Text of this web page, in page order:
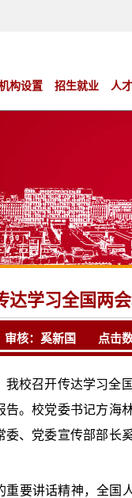
构设置 招生就业 人
达学习全国两
核：奚新国 点击数
校召开传达学习
。校党委书记方海
、党委宣传部部长
要讲话精神，全国